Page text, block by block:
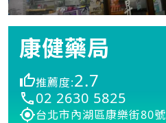
康健藥局
推薦度:2.7
02 2630 5825
台北市內湖區康樂街80號